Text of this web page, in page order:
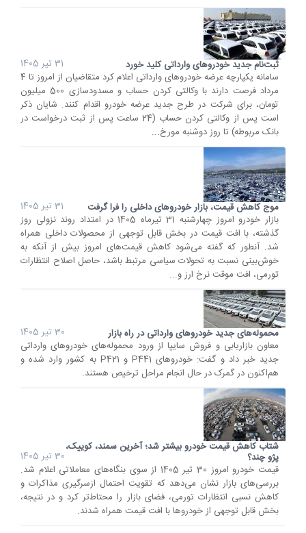
ثبت‌نام جدید خودروهای وارداتی کلید خورد
31 تیر 1405
سامانه یکپارچه عرضه خودروهای وارداتی اعلام کرد متقاضیان از امروز تا 4
مرداد فرصت دارند با وکالتی کردن حساب و مسدودسازی 500 میلیون
تومان، برای شرکت در طرح جدید عرضه خودرو اقدام کنند. شایان ذکر
است پس از وکالتی کردن حساب (24 ساعت پس از ثبت درخواست در
بانک مربوطه) تا روز دوشنبه مورخ...
موج کاهش قیمت، بازار خودروهای داخلی را فرا گرفت
31 تیر 1405
بازار خودرو امروز چهارشنبه 31 تیرماه 1405 در امتداد روند نزولی روز
گذشته، با افت قیمت در بخش قابل توجهی از محصولات داخلی همراه
شد. آنطور که گفته می‌شود کاهش قیمت‌های امروز بیش از آنکه به
خوش‌بینی نسبت به تحولات سیاسی مرتبط باشد، حاصل اصلاح انتظارات
تورمی، افت موقت نرخ ارز و...
محموله‌های جدید خودروهای وارداتی در راه بازار
30 تیر 1405
معاون بازاریابی و فروش سایپا از ورود محموله‌های خودروهای وارداتی
جدید خبر داد و گفت: خودروهای P441 و P421 به کشور وارد شده و
هم‌اکنون در گمرک در حال انجام مراحل ترخیص هستند.
شتاب کاهش قیمت خودرو بیشتر شد؛ آخرین سمند، کوییک،
پژو چند؟
30 تیر 1405
قیمت خودرو امروز 30 تیر 1405 از سوی بنگاه‌های معاملاتی اعلام شد.
بررسی‌های بازار نشان می‌دهد که تقویت احتمال ازسرگیری مذاکرات و
کاهش نسبی انتظارات تورمی، فضای بازار را محتاط‌تر کرد و در نتیجه،
بخش قابل توجهی از خودروها با افت قیمت همراه شدند.